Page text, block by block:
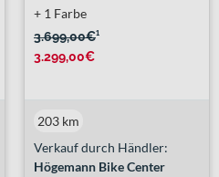
3.699,00€¹
3.299,00€
+ 1 Farbe
Verkauf durch Händler:
Högemann Bike Center
203 km